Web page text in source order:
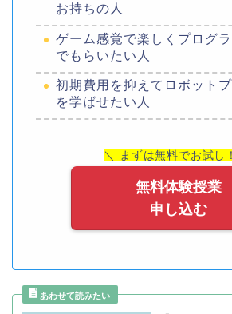
お持ちの人
ゲーム感覚で楽しくプログ
でもらいたい人
初期費用を抑えてロボット
を学ばせたい人
＼ まずは無料でお試し
無料体験授業
申し込む